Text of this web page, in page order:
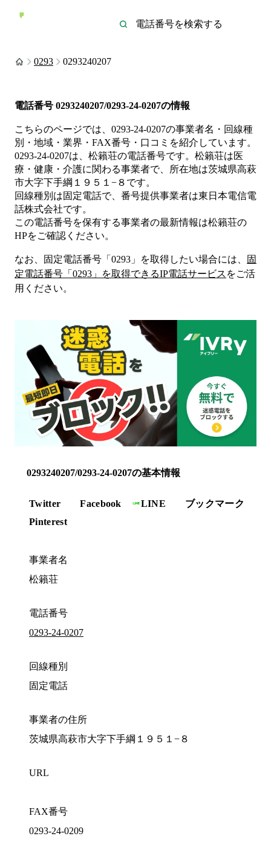
0293 0293240207
電話番号 0293240207/0293-24-0207の情報
こちらのページでは、 0293-24-0207の事業者名・回線種
別・地域・業界・FAX番号・口コミを紹介しています。
0293-24-0207は、 松籟荘の電話番号です。 松籟荘は医
療・健康・介護に関わる事業者で、所在地は茨城県高萩
市大字下手綱１９５１−８ です。
回線種別は固定電話で、番号提供事業者は東日本電信電
話株式会社です。
この電話番号を保有する事業者の最新情報は松籟荘の
HPをご確認ください。
なお、固定電話番号「 0293 」を取得したい場合には、
固
定電話番号「 0293 」を取得できるIP電話サービス をご活
用ください。
0293240207/0293-24-0207の基本情報
Twitter Facebook LINE
ブックマーク
Pinterest
事業者名
松籟荘
電話番号
0293-24-0207
回線種別
固定電話
事業者の住所
茨城県高萩市大字下手綱１９５１−８
URL
FAX番号
0293-24-0209